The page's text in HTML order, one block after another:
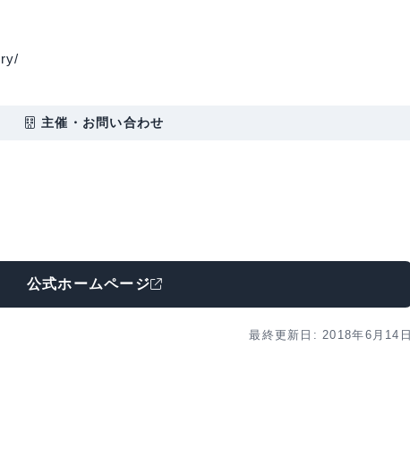
主催・お問い合わせ
公式ホームページ
最終更新日: 2018年6月14日